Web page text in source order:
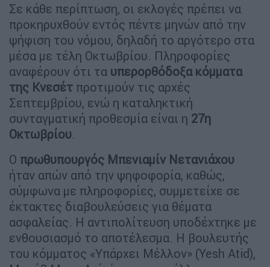
Σε κάθε περίπτωση, οι εκλογές πρέπει να
προκηρυχθούν εντός πέντε μηνών από την
ψήφιση του νόμου, δηλαδή το αργότερο στα
μέσα με τέλη Οκτωβρίου. Πληροφορίες
αναφέρουν ότι τα υπερορθόδοξα κόμματα
της Κνεσέτ προτιμούν τις αρχές
Σεπτεμβρίου, ενώ η καταληκτική
συνταγματική προθεσμία είναι η 27η
Οκτωβρίου.
Ο πρωθυπουργός Μπενιαμίν Νετανιάχου
ήταν απών από την ψηφοφορία, καθώς,
σύμφωνα με πληροφορίες, συμμετείχε σε
έκτακτες διαβουλεύσεις για θέματα
ασφαλείας. Η αντιπολίτευση υποδέχτηκε με
ενθουσιασμό το αποτέλεσμα. Η βουλευτής
του κόμματος «Υπάρχει Μέλλον» (Yesh Atid),